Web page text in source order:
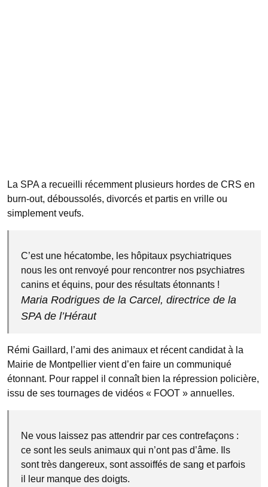
La SPA a recueilli récemment plusieurs hordes de CRS en
burn-out, déboussolés, divorcés et partis en vrille ou
simplement veufs.
C’est une hécatombe, les hôpitaux psychiatriques
nous les ont renvoyé pour rencontrer nos psychiatres
canins et équins, pour des résultats étonnants !
Maria Rodrigues de la Carcel, directrice de la
SPA de l’Héraut
Rémi Gaillard, l’ami des animaux et récent candidat à la
Mairie de Montpellier vient d’en faire un communiqué
étonnant. Pour rappel il connaît bien la répression policière,
issu de ses tournages de vidéos « FOOT » annuelles.
Ne vous laissez pas attendrir par ces contrefaçons :
ce sont les seuls animaux qui n’ont pas d’âme. Ils
sont très dangereux, sont assoiffés de sang et parfois
il leur manque des doigts.